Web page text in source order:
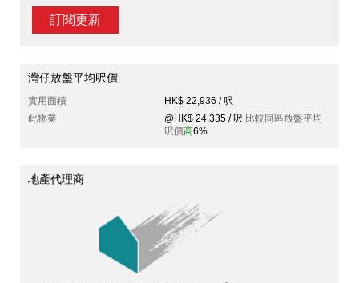
訂閱更新
灣仔放盤平均呎價
實用面積
HK$ 22,936 / 呎
此物業
@HK$ 24,335 / 呎 比較同區放盤平均
呎價高6%
地產代理商